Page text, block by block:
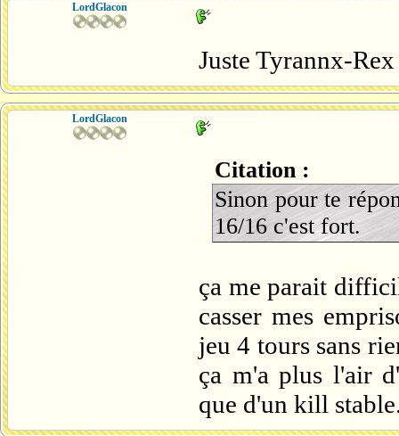
LordGlacon
Juste Tyrannx-
LordGlacon
Citation :
Sinon pour te
16/16 c'est fort.
ça me parait
casser mes
jeu 4 tours sans
ça m'a plus l'air
que d'un kill